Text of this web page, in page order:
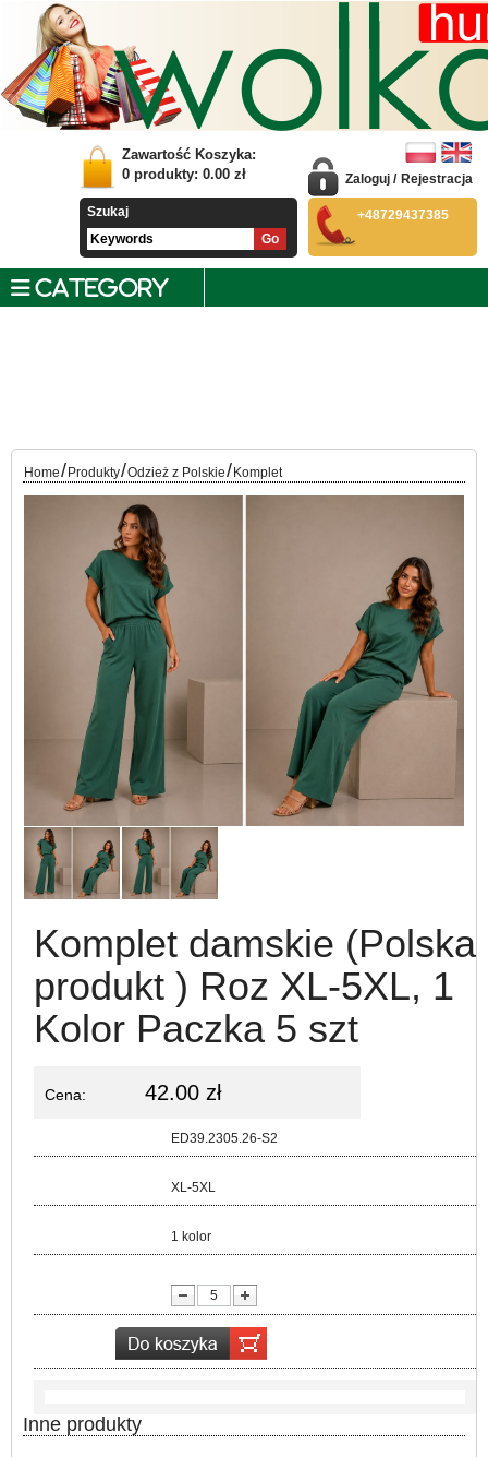
Zawartość Koszyka:
0 produkty: 0.00 zł
Szukaj
Zaloguj / Rejestracja
+48729437385
CATEGORY
Home/ Produkty/Odzież z Polskie/ Komplet
Komplet damskie (Polska
produkt ) Roz XL-5XL, 1
Kolor Paczka 5 szt
Cena: 42.00 zł
ED39.2305.26-S2
XL-5XL
1 kolor
Inne produkty